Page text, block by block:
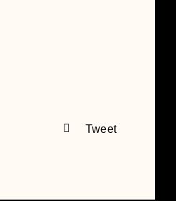
Tweet